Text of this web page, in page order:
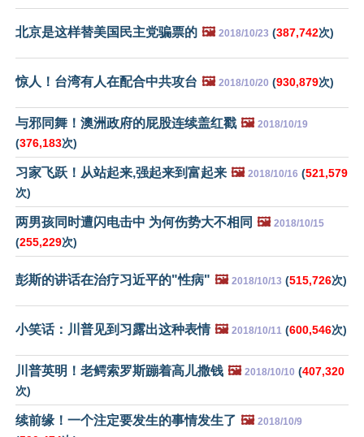
北京是这样替美国民主党骗票的 🖼️ 2018/10/23 (387,742次)
惊人！台湾有人在配合中共攻台 🖼️ 2018/10/20 (930,879次)
与邪同舞！澳洲政府的屁股连续盖红戳 🖼️ 2018/10/19
(376,183次)
习家飞跃！从站起来,强起来到富起来 🖼️ 2018/10/16 (521,579
次)
两男孩同时遭闪电击中 为何伤势大不相同 🖼️ 2018/10/15
(255,229次)
彭斯的讲话在治疗习近平的"性病" 🖼️ 2018/10/13 (515,726次)
小笑话：川普见到习露出这种表情 🖼️ 2018/10/11 (600,546次)
川普英明！老鳄索罗斯蹦着高儿撒钱 🖼️ 2018/10/10 (407,320
次)
续前缘！一个注定要发生的事情发生了 🖼️ 2018/10/9